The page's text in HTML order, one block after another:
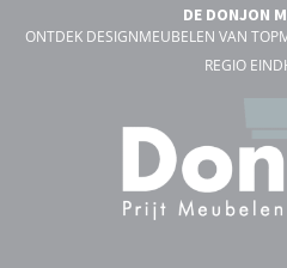
DE DONJON
ONTDEK DESIGNMEUBELEN VAN
REGIO